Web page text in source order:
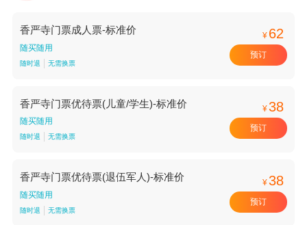
香严寺门票成人票-标准价
随买随用
随时退 无需换票
¥ 62
预订
香严寺门票优待票(儿童/学生)-标准价
随买随用
随时退 无需换票
¥38
预订
香严寺门票优待票(退伍军人)-标准价
随买随用
随时退 无需换票
¥38
预订